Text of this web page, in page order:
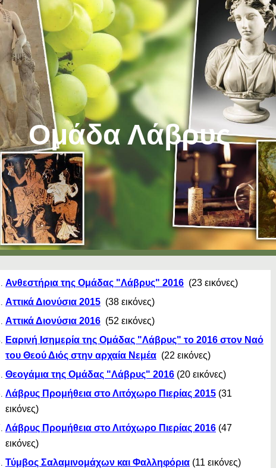
Skip to navigation
Ομάδα Λάβρυς
Ανθεστήρια της Ομάδας "Λάβρυς" 2016(23 εικόνες)
Αττικά Διονύσια 2015(38 εικόνες)
Αττικά Διονύσια 2016(52 εικόνες)
Εαρινή Ισημερία της Ομάδας "Λάβρυς" το 2016 στον Ναό
του Θεού Διός στην αρχαία Νεμέα(22 εικόνες)
Θεογάμια της Ομάδας "Λάβρυς" 2016(20εικόνες)
Λάβρυς Προμήθεια στο Λιτόχωρο Πιερίας 2015(31
εικόνες)
Λάβρυς Προμήθεια στο Λιτόχωρο Πιερίας 2016(47
εικόνες)
Τύμβος Σαλαμινομάχων και Φαλληφόρια(11 εικόνες)